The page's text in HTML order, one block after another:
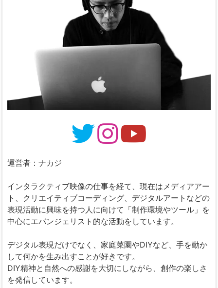
運営者：ナカジ
インタラクティブ映像の仕事を経て、現在はメディアアー
ト、クリエイティブコーディング、デジタルアートなどの
表現活動に興味を持つ人に向けて「制作環境やツール」を
中心にエバンジェリスト的な活動をしています。
デジタル表現だけでなく、家庭菜園やDIYなど、手を動か
して何かを生み出すことが好きです。
DIY精神と自然への感謝を大切にしながら、創作の楽しさ
を発信しています。